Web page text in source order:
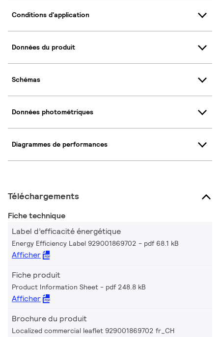
Conditions d'application
Données du produit
Schémas
Données photométriques
Diagrammes de performances
Téléchargements
Fiche technique
Label d’efficacité énergétique
Energy Efficiency Label 929001869702 pdf 68.1 kB
Afficher
Fiche produit
Product Information Sheet pdf 248.8 kB
Afficher
Brochure du produit
Localized commercial leaflet 929001869702 fr_CH